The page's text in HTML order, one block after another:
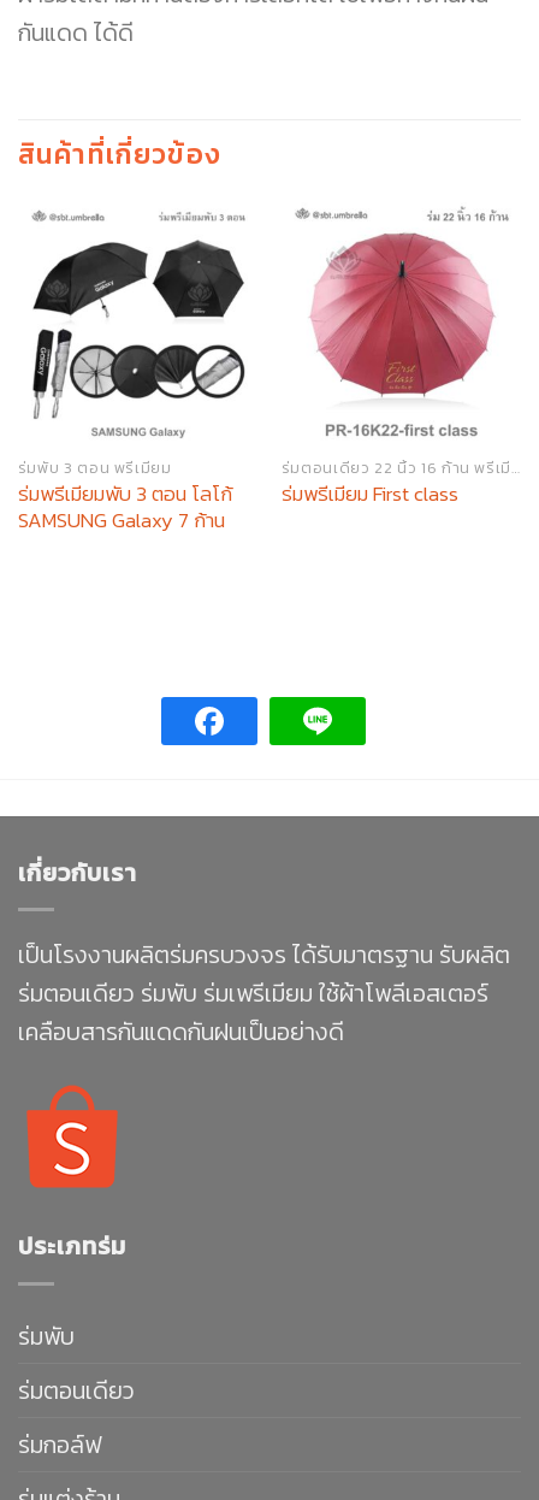
กันแดด ได้ดี
สินค้าที่เกี่ยวข้อง
ร่มพับ 3 ตอน พรีเมียม
ร่มพรีเมียมพับ 3 ตอน โลโก้
SAMSUNG Galaxy 7 ก้าน
ร่มตอนเดียว 22 นิ้ว 16 ก้าน พรีเมียม
ร่มพรีเมียม First class
เกี่ยวกับเรา
เป็นโรงงานผลิตร่มครบวงจร ได้รับมาตรฐาน รับผลิต
ร่มตอนเดียว ร่มพับ ร่มเพรีเมียม ใช้ผ้าโพลีเอสเตอร์
เคลือบสารกันแดดกันฝนเป็นอย่างดี
ประเภทร่ม
ร่มพับ
ร่มตอนเดียว
ร่มกอล์ฟ